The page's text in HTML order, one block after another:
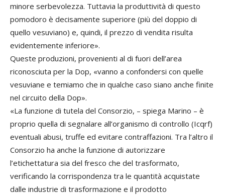
minore serbevolezza. Tuttavia la produttività di questo
pomodoro è decisamente superiore (più del doppio di
quello vesuviano) e, quindi, il prezzo di vendita risulta
evidentemente inferiore».
Queste produzioni, provenienti al di fuori dell’area
riconosciuta per la Dop, «vanno a confondersi con quelle
vesuviane e temiamo che in qualche caso siano anche finite
nel circuito della Dop».
«La funzione di tutela del Consorzio, – spiega Marino – è
proprio quella di segnalare all’organismo di controllo (Icqrf)
eventuali abusi, truffe ed evitare contraffazioni. Tra l’altro il
Consorzio ha anche la funzione di autorizzare
l’etichettatura sia del fresco che del trasformato,
verificando la corrispondenza tra le quantità acquistate
dalle industrie di trasformazione e il prodotto